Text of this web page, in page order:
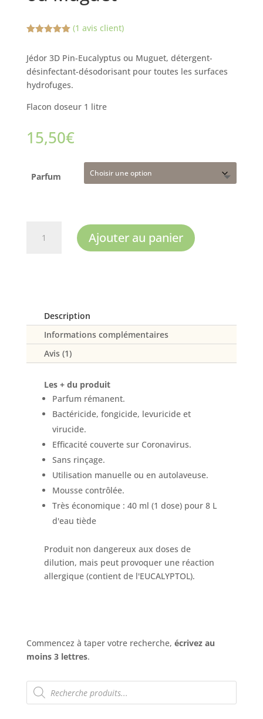
basé sur
notation
client
(1 avis client)
Jédor 3D Pin-Eucalyptus ou Muguet, détergent-
désinfectant-désodorisant pour toutes les surfaces
hydrofuges.
Flacon doseur 1 litre
15,50€
Parfum
Muguet
Ajouter au panier
Description
Informations complémentaires
Avis (1)
Les + du produit
Parfum rémanent.
Bactéricide, fongicide, levuricide et
virucide.
Efficacité couverte sur Coronavirus.
Sans rinçage.
Utilisation manuelle ou en autolaveuse.
Mousse contrôlée.
Très économique : 40 ml (1 dose) pour 8 L
d'eau tiède
Produit non dangereux aux doses de
dilution, mais peut provoquer une réaction
allergique (contient de l'EUCALYPTOL).
Commencez à taper votre recherche, écrivez au
moins 3 lettres.
Recherche
de
produits